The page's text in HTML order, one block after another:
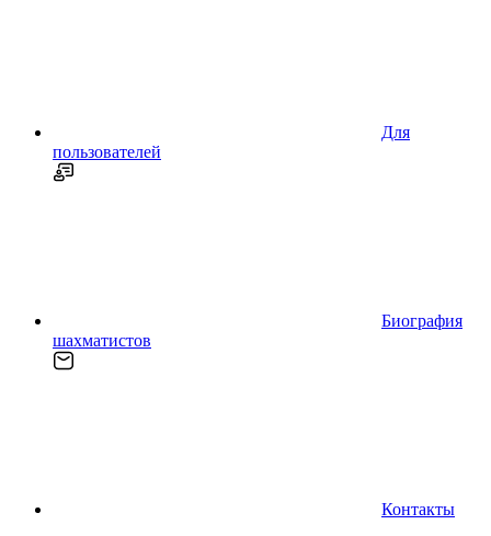
Для
пользователей
Биография
шахматистов
Контакты